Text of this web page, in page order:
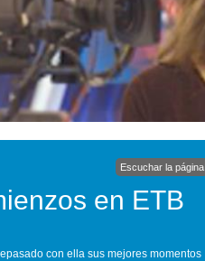
Escuchar la página
en ETB
con ella sus mejores momentos